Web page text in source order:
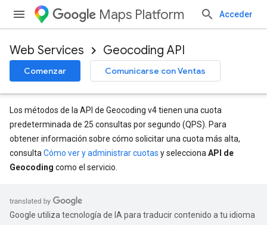
Maps Platform Acceder
Web Services Geocoding API
Comenzar Comunicarse con Ventas
Los métodos de la API de Geocoding v4 tienen una cuota
predeterminada de 25 consultas por segundo (QPS). Para
obtener información sobre cómo solicitar una cuota más alta,
consulta Cómo ver y administrar cuotas y selecciona API de
Geocoding como el servicio.
Google utiliza tecnología de IA para traducir contenido a tu idioma